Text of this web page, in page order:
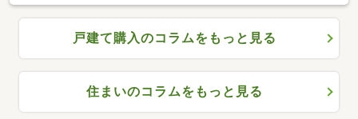
戸建て購入のコラムをもっと見る
住まいのコラムをもっと見る